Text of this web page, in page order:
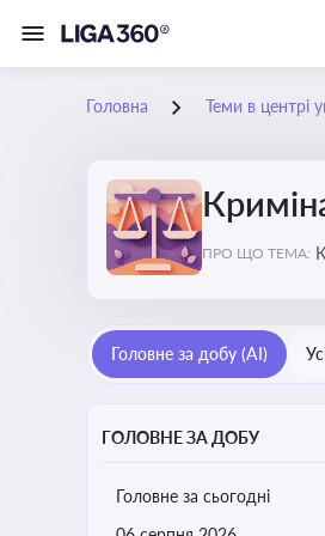
Головна Теми в центрі
ПРО ЩО ТЕМА:
Головне за добу (AI)
ГОЛОВНЕ ЗА ДОБУ
Головне за сьогодні